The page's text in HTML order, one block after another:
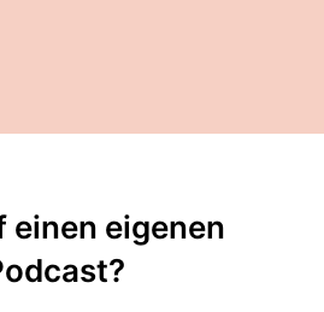
einen eigenen